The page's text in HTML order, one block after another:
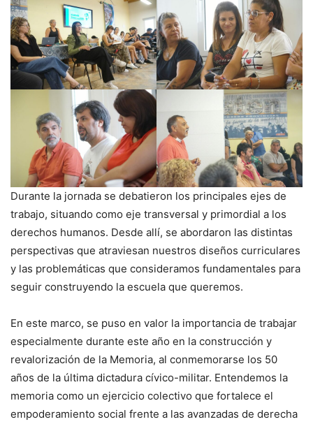
Durante la jornada se debatieron los principales ejes de
trabajo, situando como eje transversal y primordial a los
derechos humanos. Desde allí, se abordaron las distintas
perspectivas que atraviesan nuestros diseños curriculares
y las problemáticas que consideramos fundamentales para
seguir construyendo la escuela que queremos.
En este marco, se puso en valor la importancia de trabajar
especialmente durante este año en la construcción y
revalorización de la Memoria, al conmemorarse los 50
años de la última dictadura cívico-militar. Entendemos la
memoria como un ejercicio colectivo que fortalece el
empoderamiento social frente a las avanzadas de derecha